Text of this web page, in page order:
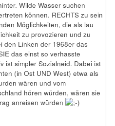
Wilde Wasser suchen
können. RECHTS zu sein
Möglichkeiten, die als lau
zu provozieren und zu
den Linken der 1968er das
das einst so verhasste
ist simpler Sozialneid. Dabei ist
(in Ost UND West) etwa als
wären und vom
hören würden, wären sie
anreisen würden